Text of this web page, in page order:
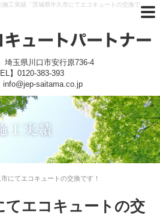
施工実績「茨城県牛久市にてエコキュートの交換で
玉県川口市安行原736-4
】 0120-383-393
info@jep-saitama.co.jp
にてエコキュートの交換です！
てエコキュートの交